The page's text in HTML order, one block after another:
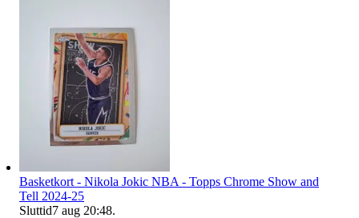
Basketkort - Nikola Jokic NBA - Topps Chrome Show and
Tell 2024-25
Sluttid7 aug 20:48.